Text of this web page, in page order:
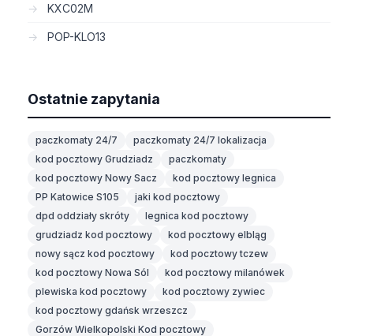
KXC02M
POP-KLO13
Ostatnie zapytania
paczkomaty 24/7
paczkomaty 24/7 lokalizacja
kod pocztowy Grudziadz
paczkomaty
kod pocztowy Nowy Sacz
kod pocztowy legnica
PP Katowice S105
jaki kod pocztowy
dpd oddziały skróty
legnica kod pocztowy
grudziadz kod pocztowy
kod pocztowy elbląg
nowy sącz kod pocztowy
kod pocztowy tczew
kod pocztowy Nowa Sól
kod pocztowy milanówek
plewiska kod pocztowy
kod pocztowy zywiec
kod pocztowy gdańsk wrzeszcz
Gorzów Wielkopolski Kod pocztowy